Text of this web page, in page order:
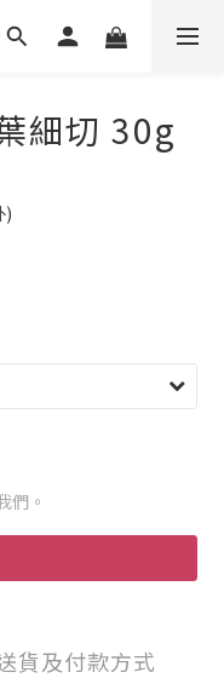
細切 30g
)
們。
貨及付款方式